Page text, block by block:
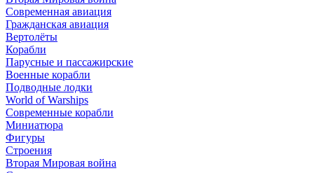
Современная авиация
Гражданская авиация
Вертолёты
Корабли
Парусные и пассажирские
Военные корабли
Подводные лодки
World of Warships
Современные корабли
Миниатюра
Фигуры
Строения
Вторая Мировая война